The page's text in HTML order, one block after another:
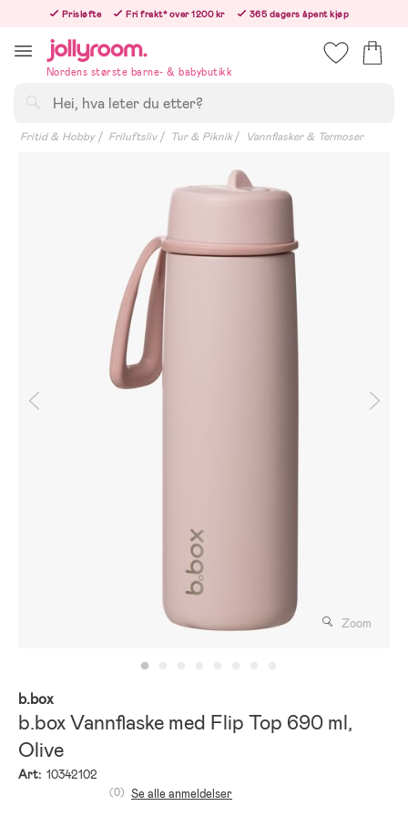
innehållet
Prisløfte Fri frakt* over 1200 kr
365 dagers åpent kjøp
Nordens største barne- & babybutikk
Fritid & Hobby Friluftsliv Tur & Piknik Vannflasker & Termoser
Zoom
b.box
b.box Vannflaske med Flip Top 690 ml,
Olive
Art: 10342102
(0) Se alle anmeldelser